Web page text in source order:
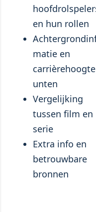
en hun rollen
matie en
unten
Vergelijking
tussen film en
serie
Extra info en
betrouwbare
bronnen